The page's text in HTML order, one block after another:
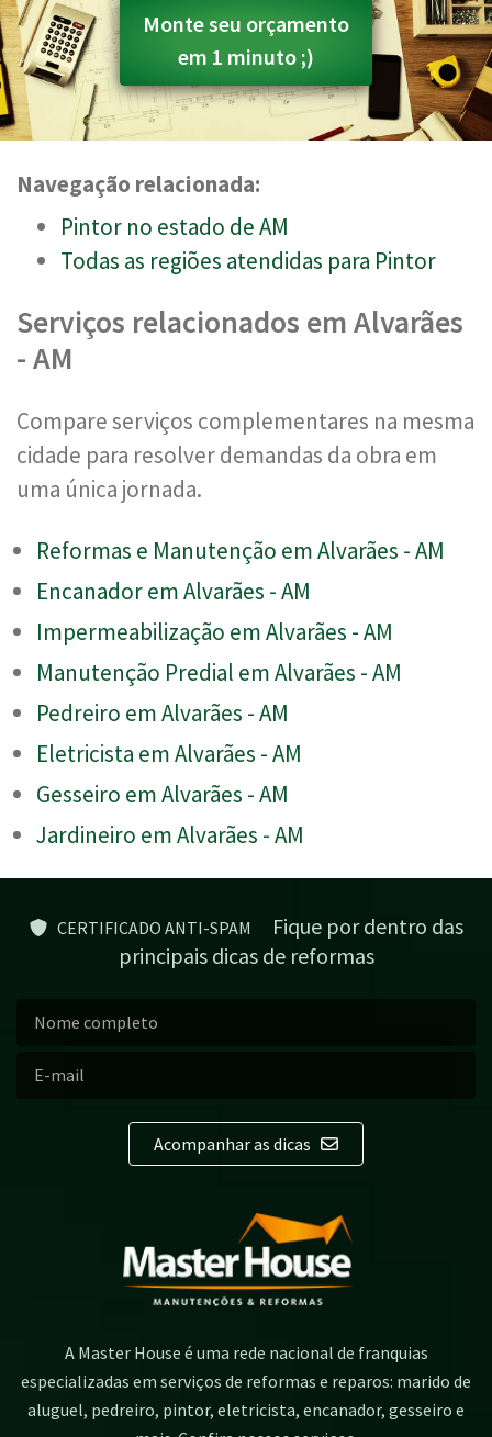
Monte seu orçamento
em 1 minuto ;)
Navegação relacionada:
Pintor no estado de AM
Todas as regiões atendidas para Pintor
Serviços relacionados em Alvarães
- AM
Compare serviços complementares na mesma
cidade para resolver demandas da obra em
uma única jornada.
Reformas e Manutenção em Alvarães - AM
Encanador em Alvarães - AM
Impermeabilização em Alvarães - AM
Manutenção Predial em Alvarães - AM
Pedreiro em Alvarães - AM
Eletricista em Alvarães - AM
Gesseiro em Alvarães - AM
Jardineiro em Alvarães - AM
CERTIFICADO ANTI-SPAM
Fique por dentro das
principais dicas de reformas
Acompanhar as dicas
A Master House é uma rede nacional de franquias
especializadas em serviços de reformas e reparos: marido de
aluguel, pedreiro, pintor, eletricista, encanador, gesseiro e